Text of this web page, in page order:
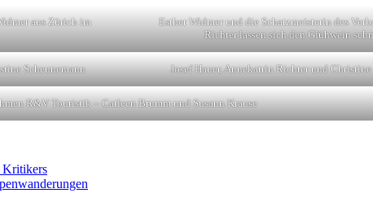
aus Zürich im
Esther Widmer und die Schatzmeisterin des
Richter lassen sich den Glühwein
Scheunemann Josef Hauer, Annekatrin Richter und
R&V Touristik – Catleen Brumm und Susann Krause
Kritikers